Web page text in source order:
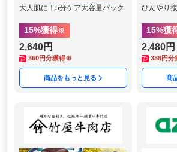
大人肌に！5分ケア大容量パック
15%獲得※
2,640円
360円分獲得※
商品をもっと見る
ひんやり
15%獲
2,480円
338円
商